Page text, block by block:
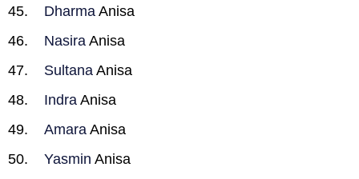
Dharma Anisa
Nasira Anisa
Sultana Anisa
Indra Anisa
Amara Anisa
Yasmin Anisa